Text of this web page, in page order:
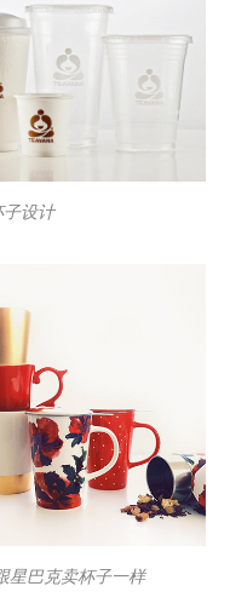
设计
星巴克卖杯子一样